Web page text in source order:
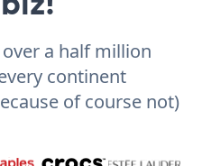
over a half million
continent
of course not)